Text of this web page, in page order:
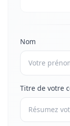
Nom
Titre de votre